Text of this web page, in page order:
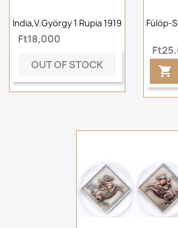
India,V.György 1 Rupia 1919
Ft18,000
OUT OF STOCK
Fülöp-
